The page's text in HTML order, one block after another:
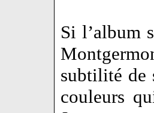
Si l’album
subtilité de
couleurs